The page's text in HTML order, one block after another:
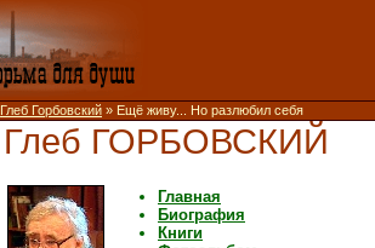
Глеб Горбовский » Ещё живу... Но разлюбил себя
Глеб ГОРБОВСКИЙ
Главная
Биография
Книги